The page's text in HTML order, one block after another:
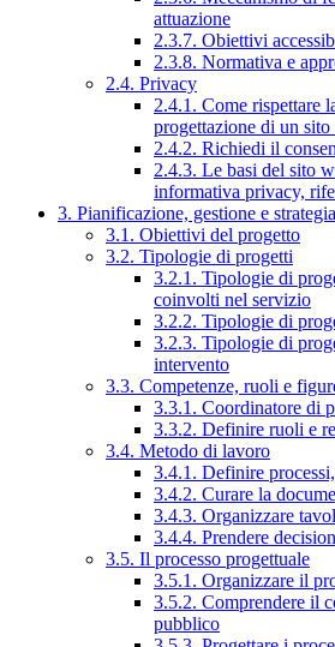
attuazione
2.3.7. Obiettivi
2.3.8. Normativa e
2.4. Privacy
2.4.1. Come rispettare
progettazione di un
2.4.2. Richiedi il
2.4.3. Le basi del sito
informativa privacy,
3. Pianificazione, gestione e strategia
3.1. Obiettivi del progetto
3.2. Tipologie di progetti
3.2.1. Tipologie di
coinvolti nel servizio
3.2.2. Tipologie di
3.2.3. Tipologie di
intervento
3.3. Competenze, ruoli e
3.3.1. Coordinatore di
3.3.2. Definire ruoli e
3.4. Metodo di lavoro
3.4.1. Definire
3.4.2. Curare la
3.4.3. Organizzare
3.4.4. Prendere
3.5. Il processo progettuale
3.5.1. Organizzare il
3.5.2. Comprendere il
pubblico